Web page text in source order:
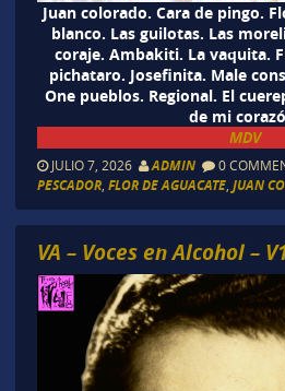
Juan colorado. Cara de pingo.
blanco. Las guilotas. Las
coraje. Ambakiti. La vaquita.
pichataro. Josefinita. Male
One pueblos. Regional. El
de mi
MDV
JULIO 7, 2026 ADMIN 0
PESCADOR, FLOR DE AGUACATE, JUAN
VA – Voces en Alcohol –